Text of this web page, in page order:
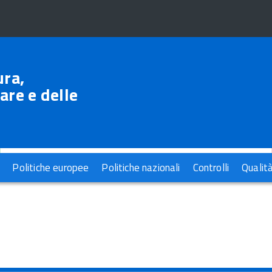
e delle
Politiche europee Politiche nazionali Controlli